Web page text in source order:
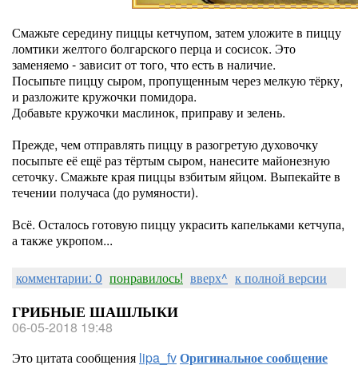
Смажьте середину пиццы кетчупом, затем уложите в пиццу
ломтики желтого болгарского перца и сосисок. Это
заменяемо - зависит от того, что есть в наличие.
Посыпьте пиццу сыром, пропущенным через мелкую тёрку,
и разложите кружочки помидора.
Добавьте кружочки маслинок, приправу и зелень.
Прежде, чем отправлять пиццу в разогретую духовочку
посыпьте её ещё раз тёртым сыром, нанесите майонезную
сеточку. Смажьте края пиццы взбитым яйцом. Выпекайте в
течении получаса (до румяности).
Всё. Осталось готовую пиццу украсить капельками кетчупа,
а также укропом...
комментарии: 0 понравилось! вверх^ к полной версии
ГРИБНЫЕ ШАШЛЫКИ
06-05-2018 19:48
Это цитата сообщения lipa_fvОригинальное сообщение